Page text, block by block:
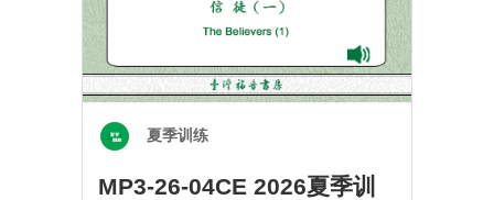
夏季训练
MP3-26-04CE 2026夏季训